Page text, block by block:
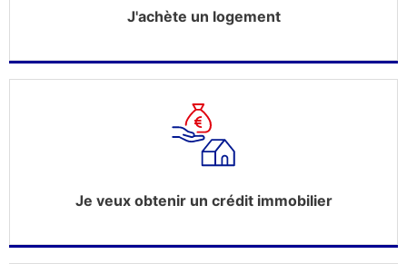
J'achète un logement
Je veux obtenir un crédit immobilier